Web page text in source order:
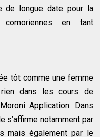
de longue date pour la
comoriennes en tant
tôt comme une femme
dans les cours de
Application. Dans
notamment par
mais également par le